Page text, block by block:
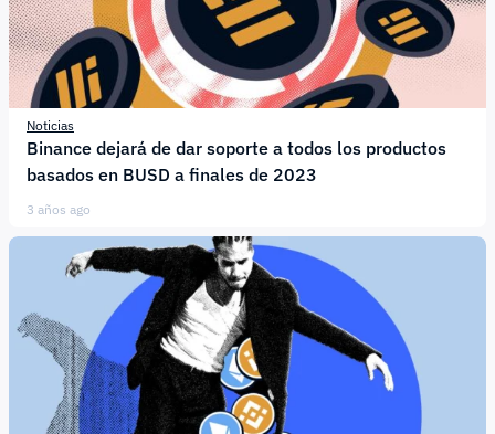
Noticias
Binance dejará de dar soporte a todos los productos
basados en BUSD a finales de 2023
3 años ago